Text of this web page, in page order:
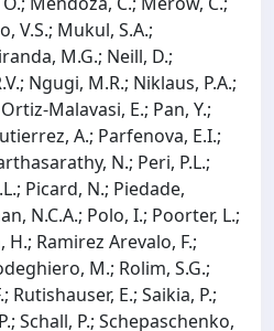
V.S.; Mukul, S.A.;
M.G.; Neill, D.;
Ngugi, M.R.; Niklaus, P.A.;
Malavasi, E.; Pan, Y.;
A.; Parfenova, E.I.;
N.; Peri, P.L.;
Picard, N.; Piedade,
N.C.A.; Polo, I.; Poorter, L.;
Ramirez Arevalo, F.;
M.; Rolim, S.G.;
Rutishauser, E.; Saikia, P.;
Schall, P.; Schepaschenko,